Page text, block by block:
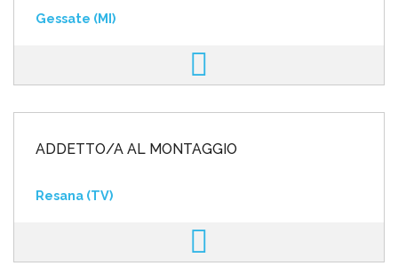
Gessate (MI)
ADDETTO/A AL MONTAGGIO
Resana (TV)